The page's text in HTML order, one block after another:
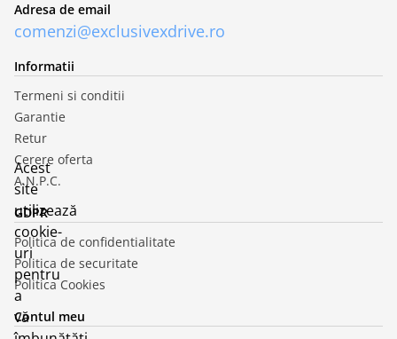
Adresa de email
comenzi@exclusivexdrive.ro
Informatii
Termeni si conditii
Garantie
Retur
Cerere oferta
A.N.P.C.
GDPR
Politica de confidentialitate
Politica de securitate
Politica Cookies
Contul meu
Acest
site
utilizează
cookie-
uri
pentru
a
vă